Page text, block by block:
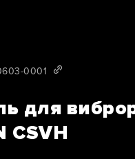
0001
для
CSVH